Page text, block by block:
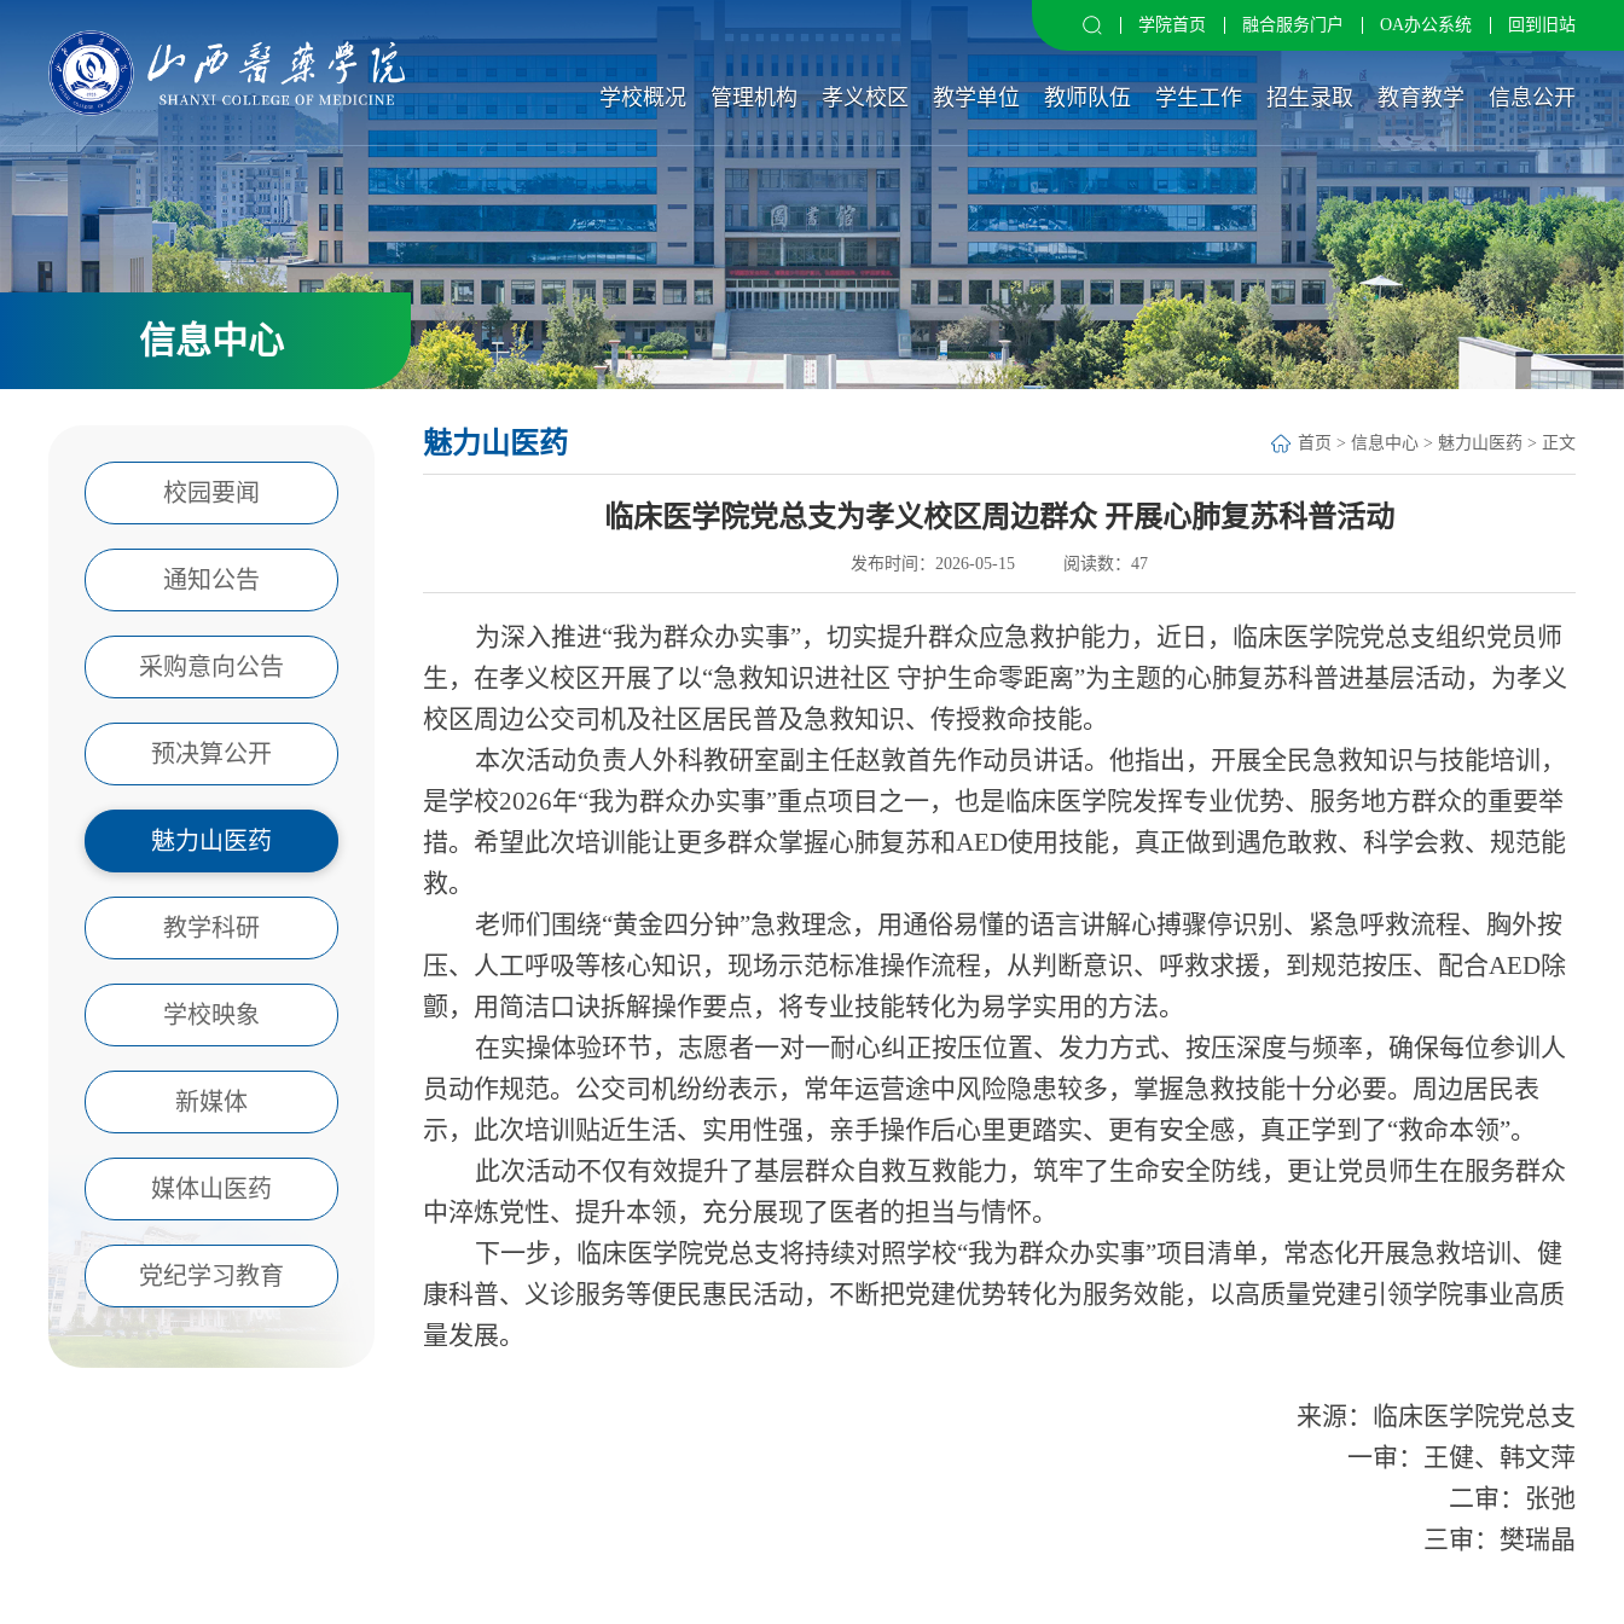
学院首页 融合服务门户 OA办公系统 回到旧站
学校概况 管理机构 孝义校区 教学单位 教师队伍 学生工作 招生录取 教育教学 信息公开
信息中心
校园要闻
通知公告
采购意向公告
预决算公开
魅力山医药
教学科研
学校映象
新媒体
媒体山医药
党纪学习教育
魅力山医药 首页 > 信息中心> 魅力山医药 > 正文
临床医学院党总支为孝义校区周边群众 开展心肺复苏科普活动
发布时间：2026-05-15 阅读数： 47
为深入推进“我为群众办实事”，切实提升群众应急救护能力， 近日， 临床医学院党总支组织党员师
生， 在孝义校区开展了以“急救知识进社区 守护生命零距离”为主题的心肺复苏科普进基层活动，为孝义
校区周边公交司机及社区居民普及急救知识、传授救命技能。
本次活动负责人外科教研室副主任赵敦首先作动员讲话。他指出，开展全民急救知识与技能培训，
是学校2026年“我为群众办实事”重点项目之一，也是临床医学院发挥专业优势、服务地方群众的重要举
措。希望此次培训 能让更多群众掌握心肺复苏和AED使用技能，真正做到遇危敢救、科学会救、规范能
救。
老师们 围绕“黄金四分钟”急救理念，用通俗易懂的语言讲解心搏骤停识别、紧急呼救流程、胸外按
压、人工呼吸等核心知识，现场示范标准操作流程，从判断意识、呼救求援，到规范按压、配合AED除
颤，用简洁口诀拆解操作要点，将专业技能转化为易学实用的方法。
在实操体验环节，志愿者一对一耐心纠正按压位置、发力方式、按压深度与频率，确保每位参训人
员动作规范。公交司机纷纷表示， 常年运营途中风险隐患较多，掌握急救技能十分必要。 周边居民表
示，此次培训贴近生活、实用性强，亲手操作后心里更踏实、更有安全感，真正学到了“救命本领”。
此次活动不仅有效提升了基层群众自救互救能力，筑牢了生命安全防线，更让党员师生在服务群众
中淬炼党性、提升本领，充分展现了 医者的担当与情怀。
下一步，临床医学院党总支将持续对照学校“我为群众办实事”项目清单，常态化开展急救培训、健
康科普、义诊服务等便民惠民活动，不断把党建优势转化为服务效能，以高质量党建引领学院事业高质
量发展。
来源： 临床医学院党总支
一审：王健、韩文萍
二审： 张弛
三审：樊瑞晶